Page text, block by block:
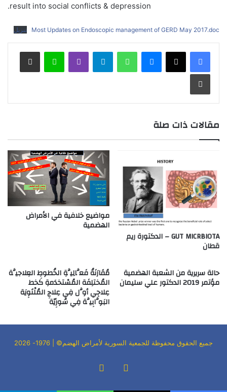
result into social conflicts & depression.
Most Updates on Endoscopic management of GERD May 2017.doc تنزيل
ماسنجر واتساب تيلقرام ڤايبر لاين مشاركة عبر البريد
طباعة
مقالات ذات صلة
GUT MICRBIOTA – الدكتورة ريم
قطان
مواضيع خلافية في الأمراض
الهضمية
حالة سريرية من الشعبة الهضمية
مؤتمر 2019 الدكتور علي سليمان
مُقَارَنَةُ فَعَّالِيَّةِ الخُطوطِ العِلاجيَّة
المُختلِفَة المُسْتخدَمةِ كَخط
عِلاجِي أوَّل فِي عِلاجِ المُلْتَوِيَة
البَوَّابِيَّة فِي سُورِيّة
جميع الحقوق محفوظة للجمعية السورية لأمراض الهضم© | 1976- 2026
فيسبوك